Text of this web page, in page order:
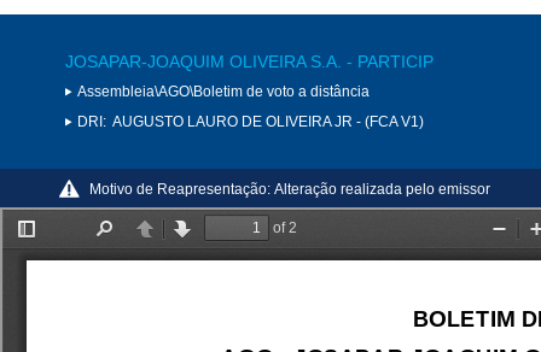
JOSAPAR-JOAQUIM OLIVEIRA S.A. - PARTICIP
Assembleia\AGO\Boletim de voto a distância
DRI: AUGUSTO LAURO DE OLIVEIRA JR - (FCA V1)
Motivo de Reapresentação: Alteração realizada pelo emissor